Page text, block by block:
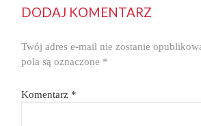
DODAJ KOMENTARZ
Twój adres e-mail nie zostanie
pola są oznaczone *
Komentarz *